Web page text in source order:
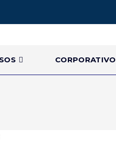
CORPORATIVO